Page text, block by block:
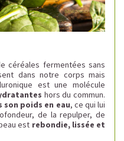
céréales fermentées sans
dans notre corps mais
est une molécule
hors du commun.
son poids en eau, ce qui lui
de la repulper, de
est rebondie, lissée et